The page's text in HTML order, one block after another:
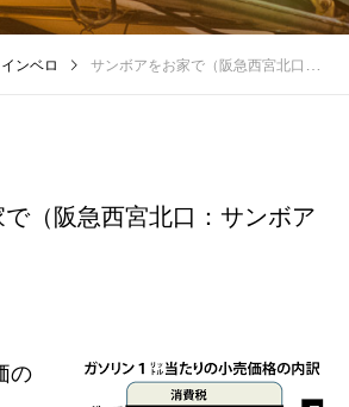
インベロ サンボアをお家で（阪急西宮北口：サンボアのインベロ）
（阪急西宮北口：サンボア
の